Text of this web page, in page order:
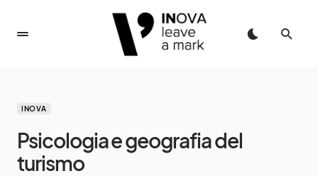
INOVA
Psicologia e geografia del
turismo